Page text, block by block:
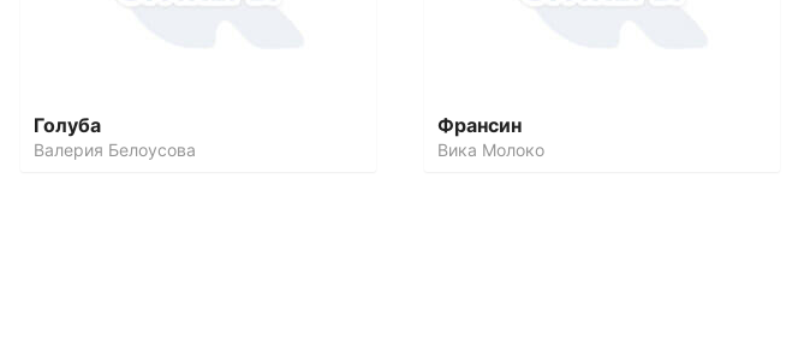
Голуба
Валерия Белоусова
Франсин
Вика Молоко